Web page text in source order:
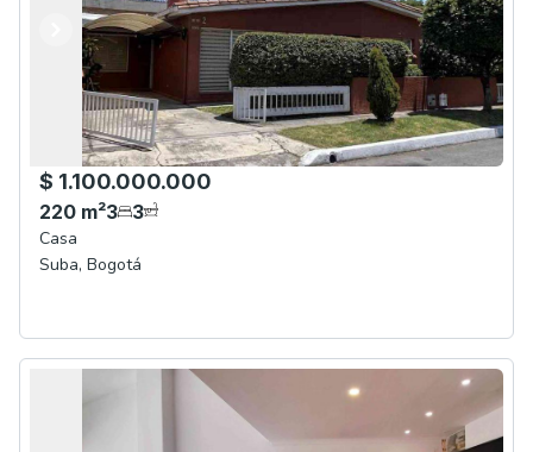
Anterior
Siguiente
$ 1.100.000.000
220 m²3 3
Casa
Suba, Bogotá